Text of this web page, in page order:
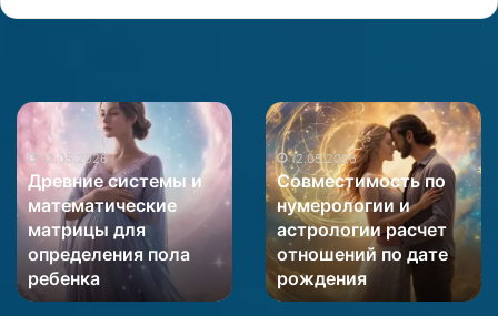
Древние
системы
математические
матрицы
для
определения
пола
ребенка
12.05.2026
Древние системы и
математические
матрицы для
определения пола
ребенка
Совместимость
по
нумерологии
и
астрологии
расчет
отношений
по
дате
12.05.2026
Совместимость по
нумерологии и
астрологии расчет
отношений по дате
рождения